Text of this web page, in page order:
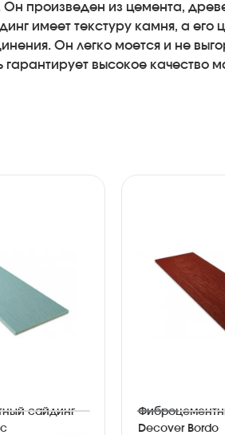
Он произведен из цемента,
имеет текстуру камня, а его
Он легко моется и не
высокое качество
сайдинг
Decover Bordo